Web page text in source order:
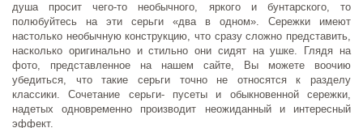
душа просит чего-то необычного, яркого и бунтарского, то
полюбуйтесь на эти серьги «два в одном». Сережки имеют
настолько необычную конструкцию, что сразу сложно представить,
насколько оригинально и стильно они сидят на ушке. Глядя на
фото, представленное на нашем сайте, Вы можете воочию
убедиться, что такие серьги точно не относятся к разделу
классики. Сочетание серьги- пусеты и обыкновенной сережки,
надетых одновременно производит неожиданный и интересный
эффект.